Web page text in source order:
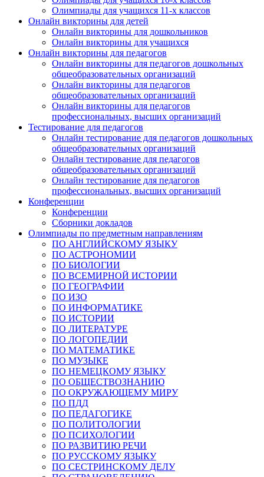
Олимпиады для учащихся 11-х классов
Онлайн викторины для детей
Онлайн викторины для дошкольников
Онлайн викторины для учащихся
Онлайн викторины для педагогов
Онлайн викторины для педагогов дошкольных
общеобразовательных организаций
Онлайн викторины для педагогов
общеобразовательных организаций
Онлайн викторины для педагогов
профессиональных, высших организаций
Тестирование для педагогов
Онлайн тестирование для педагогов дошкольных
общеобразовательных организаций
Онлайн тестирование для педагогов
общеобразовательных организаций
Онлайн тестирование для педагогов
профессиональных, высших организаций
Конференции
Конференции
Сборники докладов
Олимпиады по предметным направлениям
ПО АНГЛИЙСКОМУ ЯЗЫКУ
ПО АСТРОНОМИИ
ПО БИОЛОГИИ
ПО ВСЕМИРНОЙ ИСТОРИИ
ПО ГЕОГРАФИИ
ПО ИЗО
ПО ИНФОРМАТИКЕ
ПО ИСТОРИИ
ПО ЛИТЕРАТУРЕ
ПО ЛОГОПЕДИИ
ПО МАТЕМАТИКЕ
ПО МУЗЫКЕ
ПО НЕМЕЦКОМУ ЯЗЫКУ
ПО ОБЩЕСТВОЗНАНИЮ
ПО ОКРУЖАЮЩЕМУ МИРУ
ПО ПДД
ПО ПЕДАГОГИКЕ
ПО ПОЛИТОЛОГИИ
ПО ПСИХОЛОГИИ
ПО РАЗВИТИЮ РЕЧИ
ПО РУССКОМУ ЯЗЫКУ
ПО СЕСТРИНСКОМУ ДЕЛУ